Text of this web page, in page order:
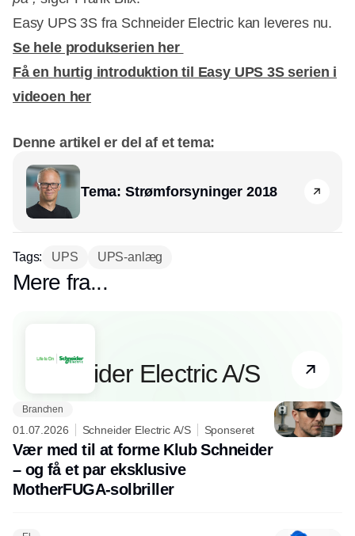
Easy UPS 3S fra Schneider Electric kan leveres nu.
Se hele produkserien her
Få en hurtig introduktion til Easy UPS 3S serien i
videoen her
Denne artikel er del af et tema:
Tema: Strømforsyninger 2018
Tags: UPS UPS-anlæg
Mere fra...
Partner
Schneider Electric A/S
Branchen
01.07.2026 Schneider Electric A/S Sponseret
Vær med til at forme Klub Schneider
– og få et par eksklusive
MotherFUGA-solbriller